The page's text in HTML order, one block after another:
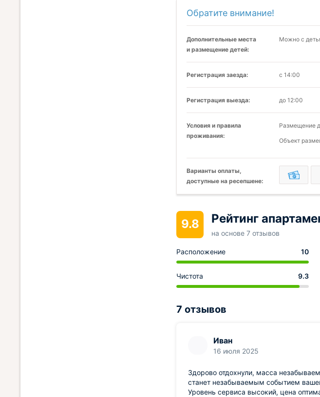
Обратите внимание!
Дополнительные места
и размещение детей:
Можно с
Регистрация заезда: с 14:00
Регистрация выезда: до 12:00
Условия и правила
проживания:
Размещение
Объект
Варианты оплаты,
доступные на ресепшене:
9.8 Рейтинг
на основе 7 отзывов
Расположение 10
Чистота 9.3
7 отзывов
Иван
16 июля 2025
Здорово отдохнули, масса
станет незабываемым событием
Уровень сервиса высокий, цена